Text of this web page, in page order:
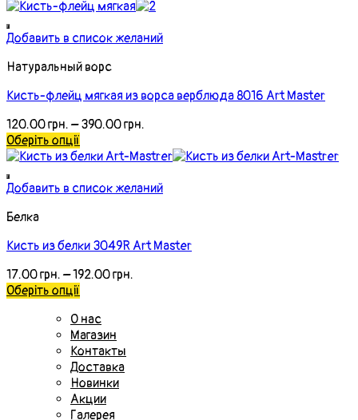
Добавить в список желаний
Натуральный ворс
Кисть-флейц мягкая из ворса верблюда 8016 Art Master
120.00грн. –390.00грн.
Оберіть опції
Добавить в список желаний
Белка
Кисть из белки 3049R Art Master
17.00грн. –192.00грн.
Оберіть опції
О нас
Магазин
Контакты
Доставка
Новинки
Акции
Галерея